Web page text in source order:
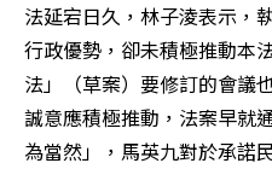
法延宕日久，林子淩表示，
行政優勢，卻未積極推動本
法」（草案）要修訂的會議
誠意應積極推動，法案早就
為當然」，馬英九對於承諾